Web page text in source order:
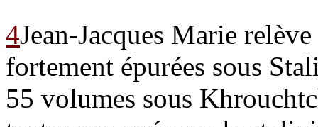
4Jean-Jacques Marie
fortement épurées sous
55 volumes sous